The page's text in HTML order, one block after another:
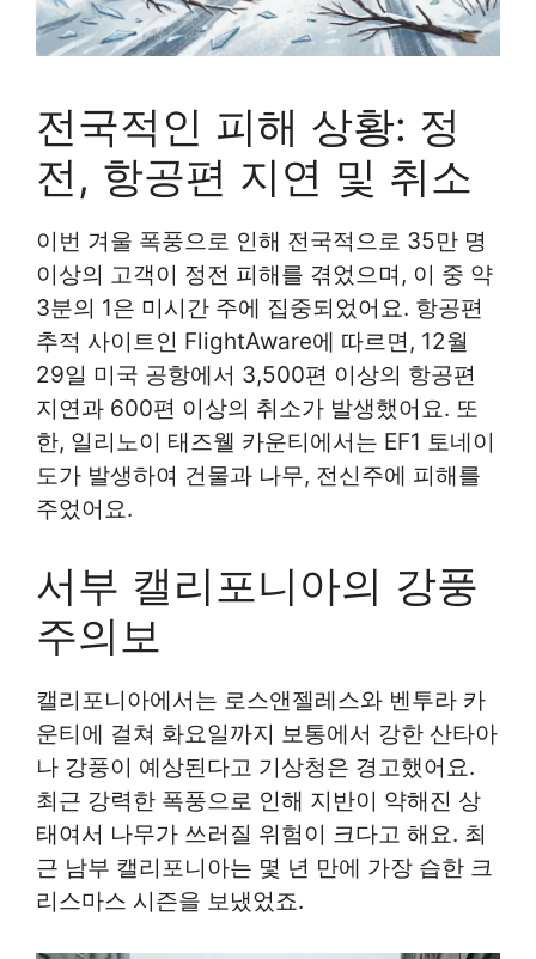
전국적인 피해 상황: 정
전, 항공편 지연 및 취소
이번 겨울 폭풍으로 인해 전국적으로 35만 명
이상의 고객이 정전 피해를 겪었으며, 이 중 약
3분의 1은 미시간 주에 집중되었어요. 항공편
추적 사이트인 FlightAware에 따르면, 12월
29일 미국 공항에서 3,500편 이상의 항공편
지연과 600편 이상의 취소가 발생했어요. 또
한, 일리노이 태즈웰 카운티에서는 EF1 토네이
도가 발생하여 건물과 나무, 전신주에 피해를
주었어요.
서부 캘리포니아의 강풍
주의보
캘리포니아에서는 로스앤젤레스와 벤투라 카
운티에 걸쳐 화요일까지 보통에서 강한 산타아
나 강풍이 예상된다고 기상청은 경고했어요.
최근 강력한 폭풍으로 인해 지반이 약해진 상
태여서 나무가 쓰러질 위험이 크다고 해요. 최
근 남부 캘리포니아는 몇 년 만에 가장 습한 크
리스마스 시즌을 보냈었죠.